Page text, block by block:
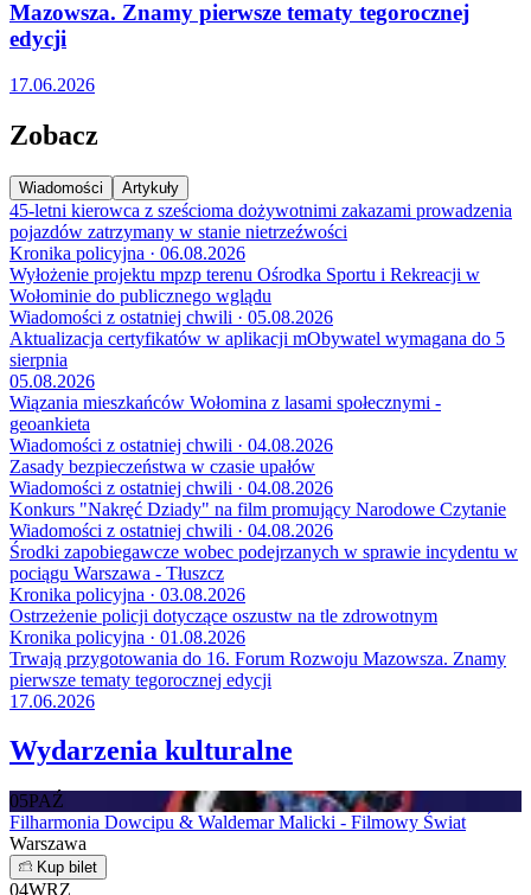
Mazowsza. Znamy pierwsze tematy tegorocznej
edycji
17.06.2026
Zobacz
Wiadomości Artykuły
45-letni kierowca z sześcioma dożywotnimi zakazami prowadzenia
pojazdów zatrzymany w stanie nietrzeźwości
Kronika policyjna · 06.08.2026
Wyłożenie projektu mpzp terenu Ośrodka Sportu i Rekreacji w
Wołominie do publicznego wglądu
Wiadomości z ostatniej chwili · 05.08.2026
Aktualizacja certyfikatów w aplikacji mObywatel wymagana do 5
sierpnia
05.08.2026
Wiązania mieszkańców Wołomina z lasami społecznymi -
geoankieta
Wiadomości z ostatniej chwili · 04.08.2026
Zasady bezpieczeństwa w czasie upałów
Wiadomości z ostatniej chwili · 04.08.2026
Konkurs "Nakręć Dziady" na film promujący Narodowe Czytanie
Wiadomości z ostatniej chwili · 04.08.2026
Środki zapobiegawcze wobec podejrzanych w sprawie incydentu w
pociągu Warszawa - Tłuszcz
Kronika policyjna · 03.08.2026
Ostrzeżenie policji dotyczące oszustw na tle zdrowotnym
Kronika policyjna · 01.08.2026
Trwają przygotowania do 16. Forum Rozwoju Mazowsza. Znamy
pierwsze tematy tegorocznej edycji
17.06.2026
Wydarzenia kulturalne
05PAŹ
Filharmonia Dowcipu & Waldemar Malicki - Filmowy Świat
Warszawa
Kup bilet
04WRZ